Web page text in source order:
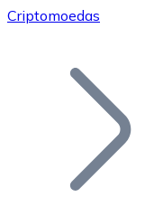
Junte-se à
Adicione o
Criptomoedas